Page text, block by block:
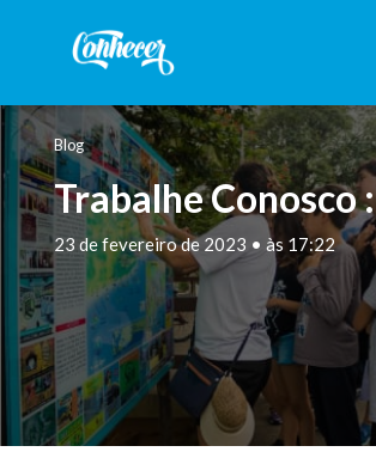
Blog
Trabalhe Conosco :
23 de fevereiro de 2023 • às 17:22